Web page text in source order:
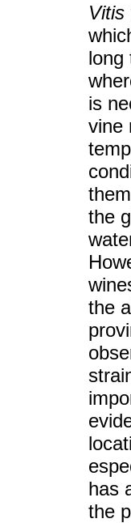
Vitis
long
is
vine
the
the
has
the